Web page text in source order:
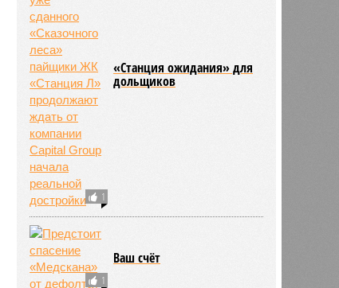
1
«Станция ожидания» для
дольщиков
1
Ваш счёт